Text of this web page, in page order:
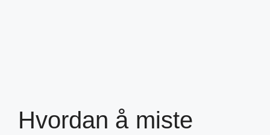
Hvordan å miste